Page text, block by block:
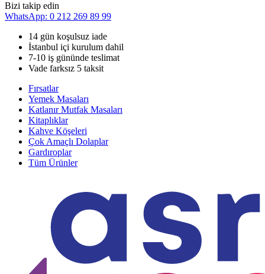
Bizi takip edin
WhatsApp: 0 212 269 89 99
14 gün koşulsuz iade
İstanbul içi kurulum dahil
7-10 iş gününde teslimat
Vade farksız 5 taksit
Fırsatlar
Yemek Masaları
Katlanır Mutfak Masaları
Kitaplıklar
Kahve Köşeleri
Çok Amaçlı Dolaplar
Gardıroplar
Tüm Ürünler